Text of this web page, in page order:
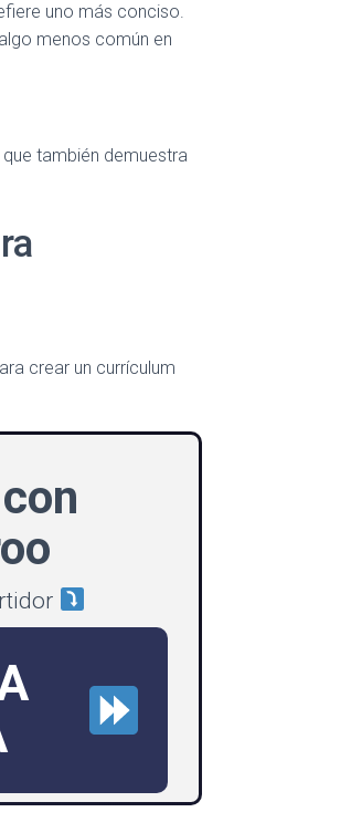
uno más conciso.
menos común en
también demuestra
crear un currículum